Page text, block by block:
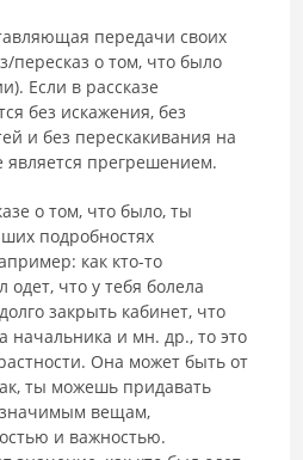
передачи своих
пересказ о том, что было
Если в рассказе
без искажения, без
и без перескакивания на
является прегрешением.
о том, что было, ты
подробностях
как кто-то
одет, что у тебя болела
закрыть кабинет, что
начальника и мн. др., то это
Она может быть от
ты можешь придавать
вещам,
и важностью.